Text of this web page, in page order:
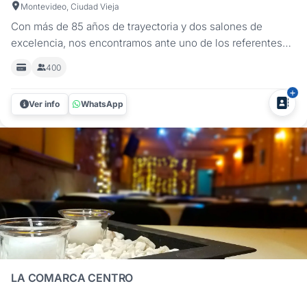
Montevideo, Ciudad Vieja
Con más de 85 años de trayectoria y dos salones de
excelencia, nos encontramos ante uno de los referentes
Cooperativa Bancaria es un lugar de excelencia,
reconocido por el profesionalismo, la calidez y el trabajo
que viene realizando en todas...
400
Ver info WhatsApp
LA COMARCA CENTRO